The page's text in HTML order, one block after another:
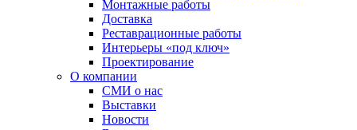
Монтажные работы
Доставка
Реставрационные работы
Интерьеры «под ключ»
Проектирование
О компании
СМИ о нас
Выставки
Новости